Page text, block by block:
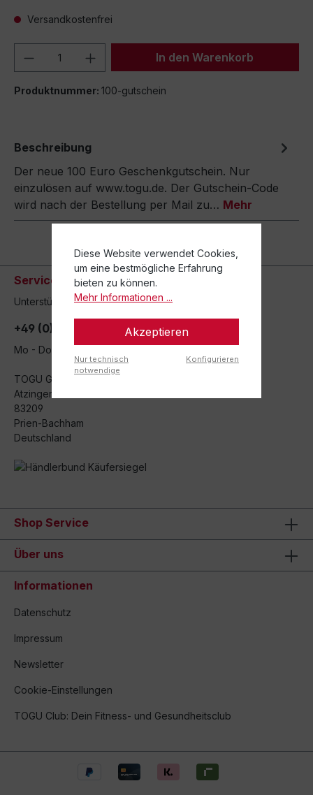
Versandkostenfrei
Produkt Anzahl: Gib denIn den Warenkorb
Produktnummer: 100-gutschein
Beschreibung
Der neue 100 Euro Geschenkgutschein. Nur
einzulösen auf www.togu.de. Der Gutschein-Code
wird nach der Bestellung per Mail zu… Mehr
Service-Hotline
Unterstützung und Beratung unter:
+49 (0)8051 - 9038-0
Mo - Do 08:00 - 16:30 / Fr 08:00 - 12:00 Uhr
TOGU GmbH
Atzinger Str. 1
83209
Prien-Bachham
Deutschland
Shop Service
Über uns
Informationen
Datenschutz
Impressum
Newsletter
Cookie-Einstellungen
TOGU Club: Dein Fitness- und Gesundheitsclub
Diese Website verwendet Cookies,
um eine bestmögliche Erfahrung
bieten zu können.
Mehr Informationen ...
Akzeptieren
Nur technisch
notwendige
Konfigurieren